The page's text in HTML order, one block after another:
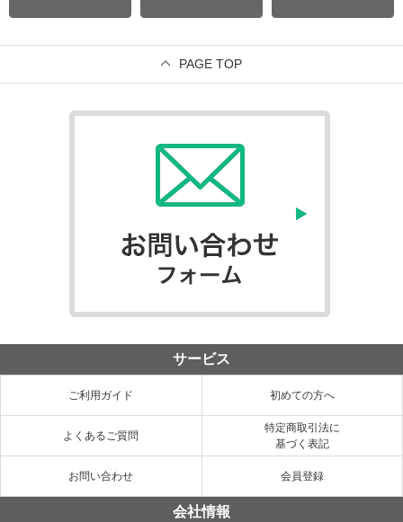
PAGE TOP
サービス
ご利用ガイド 初めての方へ
よくあるご質問
特定商取引法に
基づく表記
お問い合わせ 会員登録
会社情報